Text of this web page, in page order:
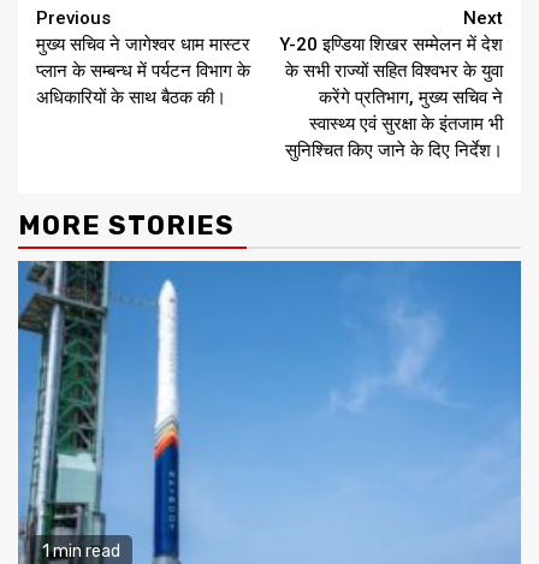
Continue
Reading
Previous
मुख्य सचिव ने जागेश्वर धाम मास्टर
प्लान के सम्बन्ध में पर्यटन विभाग के
अधिकारियों के साथ बैठक की।
Next
Y-20 इण्डिया शिखर सम्मेलन में देश
के सभी राज्यों सहित विश्वभर के युवा
करेंगे प्रतिभाग, मुख्य सचिव ने
स्वास्थ्य एवं सुरक्षा के इंतजाम भी
सुनिश्चित किए जाने के दिए निर्देश।
MORE STORIES
1 min read